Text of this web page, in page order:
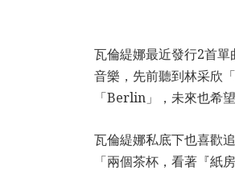
瓦倫緹娜最近發行2首
音樂，先前聽到林采欣
「Berlin」，未來也希
瓦倫緹娜私底下也喜歡
「兩個茶杯，看著『紙